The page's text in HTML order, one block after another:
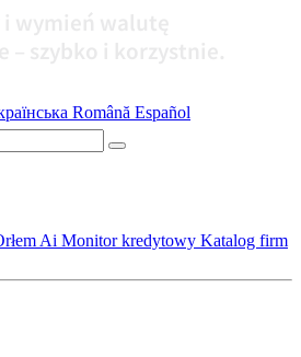
Română Español
Ai Monitor kredytowy Katalog firm